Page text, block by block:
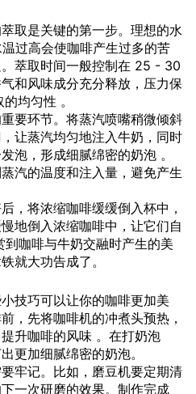
取是关键的第一步。理想的水
过高会使咖啡产生过多的苦
萃取时间一般控制在 25 - 30
和风味成分充分释放，压力保
均匀性 。
要环节。将蒸汽喷嘴稍微倾斜
让蒸汽均匀地注入牛奶，同时
泡，形成细腻绵密的奶泡 。
汽的温度和注入量，避免产生
，将浓缩咖啡缓缓倒入杯中，
地倒入浓缩咖啡中，让它们自
咖啡与牛奶交融时产生的美
就大功告成了。
技巧可以让你的咖啡更加美
，先将咖啡机的冲煮头预热，
升咖啡的风味 。在打奶泡
更加细腻绵密的奶泡。
牢记。比如，磨豆机要定期清
一次研磨的效果。制作完成